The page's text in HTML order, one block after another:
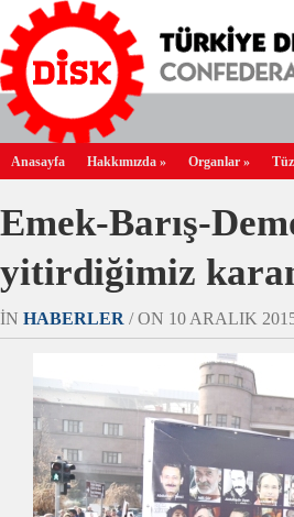
Anasayfa Hakkımızda » Organlar »
Emek-Barış-
yitirdiğimiz
IN HABERLER / ON 10 ARALIK